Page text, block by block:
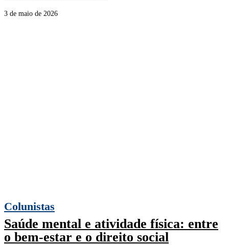
3 de maio de 2026
Colunistas
Saúde mental e atividade física: entre
o bem-estar e o direito social